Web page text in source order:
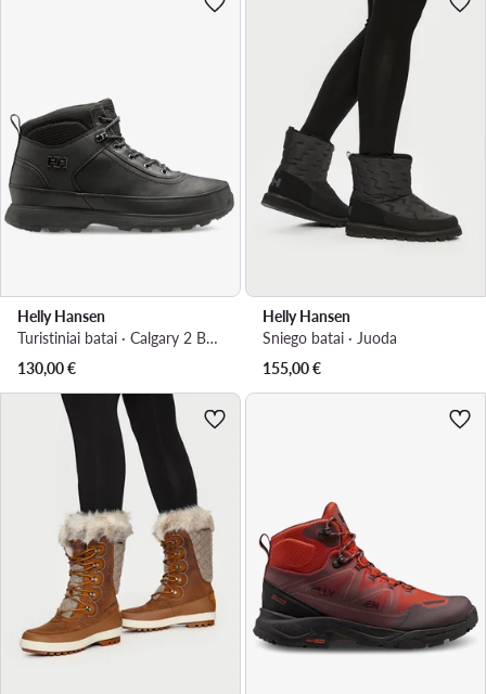
Helly Hansen
Turistiniai batai · Calgary 2 Boots 12036 · Juoda
130,00€
Helly Hansen
Sniego batai · Juoda
155,00€